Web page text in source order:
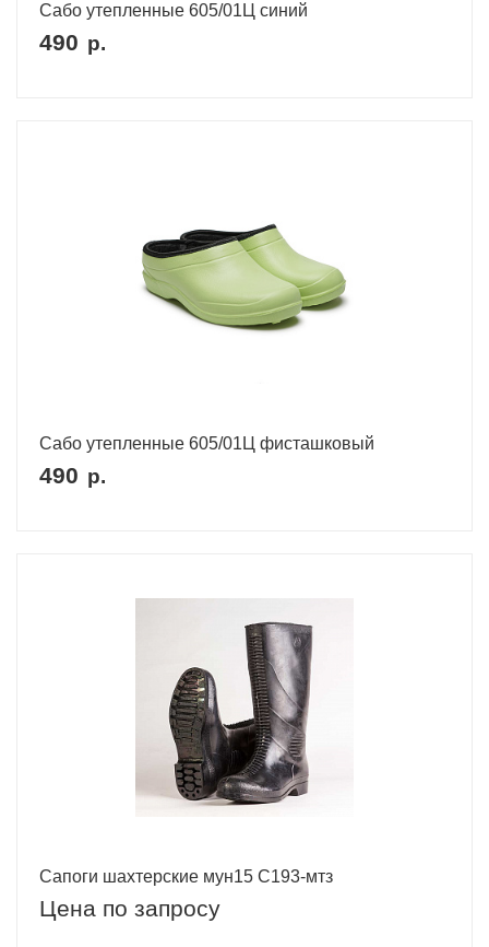
Сабо утепленные 605/01Ц синий
490 р.
Сабо утепленные 605/01Ц фисташковый
490 р.
Сапоги шахтерские мун15 С193-мтз
Цена по запросу